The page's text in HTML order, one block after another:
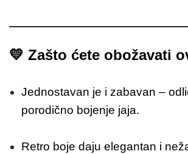
💛 Zašto ćete obožavati
Jednostavan je i zabavan –
porodično bojenje jaja.
Retro boje daju elegantan i